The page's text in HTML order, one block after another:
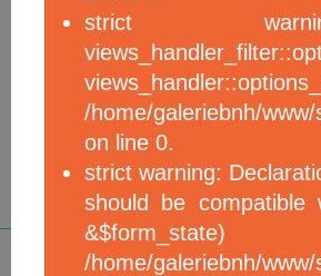
strict
/home/galeriebnh/
on line 0.
strict warning:
should be compatible
/home/galeriebnh/